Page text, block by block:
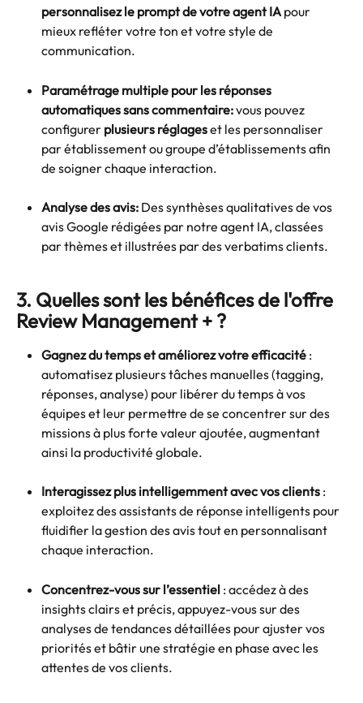
personnalisez le prompt de votre agent IA pour
mieux refléter votre ton et votre style de
communication.
Paramétrage multiple pour les réponses
automatiques sans commentaire: vous pouvez
configurer plusieurs réglages et les personnaliser
par établissement ou groupe d’établissements afin
de soigner chaque interaction.
Analyse des avis: Des synthèses qualitatives de vos
avis Google rédigées par notre agent IA, classées
par thèmes et illustrées par des verbatims clients.
3. Quelles sont les bénéfices de l'offre
Review Management + ?
Gagnez du temps et améliorez votre efficacité :
automatisez plusieurs tâches manuelles (tagging,
réponses, analyse) pour libérer du temps à vos
équipes et leur permettre de se concentrer sur des
missions à plus forte valeur ajoutée, augmentant
ainsi la productivité globale.
Interagissez plus intelligemment avec vos clients :
exploitez des assistants de réponse intelligents pour
fluidifier la gestion des avis tout en personnalisant
chaque interaction.
Concentrez-vous sur l’essentiel : accédez à des
insights clairs et précis, appuyez-vous sur des
analyses de tendances détaillées pour ajuster vos
priorités et bâtir une stratégie en phase avec les
attentes de vos clients.